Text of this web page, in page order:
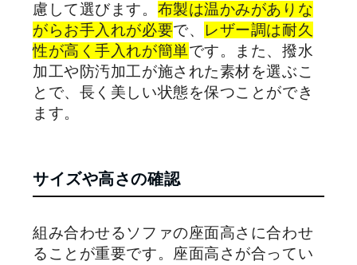
慮して選びます。 布製は温かみがありな
がらお手入れが必要で、
レザー調は耐久
性が高く手入れが簡単です。また、撥水
加工や防汚加工が施された素材を選ぶこ
とで、長く美しい状態を保つことができ
ます。
サイズや高さの確認
組み合わせるソファの座面高さに合わせ
ることが重要です。座面高さが合ってい